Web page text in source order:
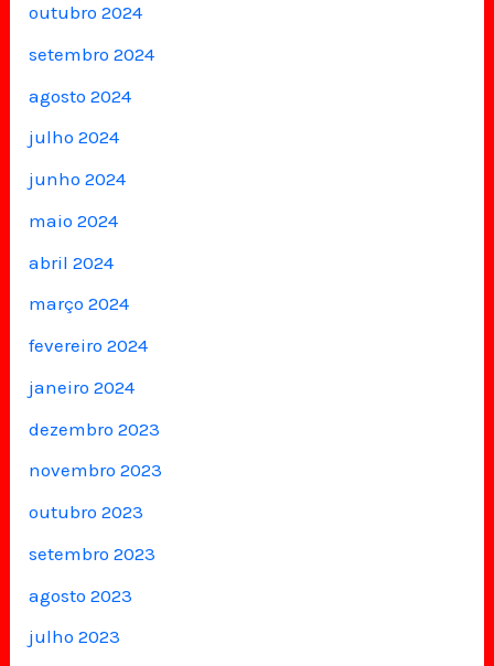
outubro 2024
setembro 2024
agosto 2024
julho 2024
junho 2024
maio 2024
abril 2024
março 2024
fevereiro 2024
janeiro 2024
dezembro 2023
novembro 2023
outubro 2023
setembro 2023
agosto 2023
julho 2023